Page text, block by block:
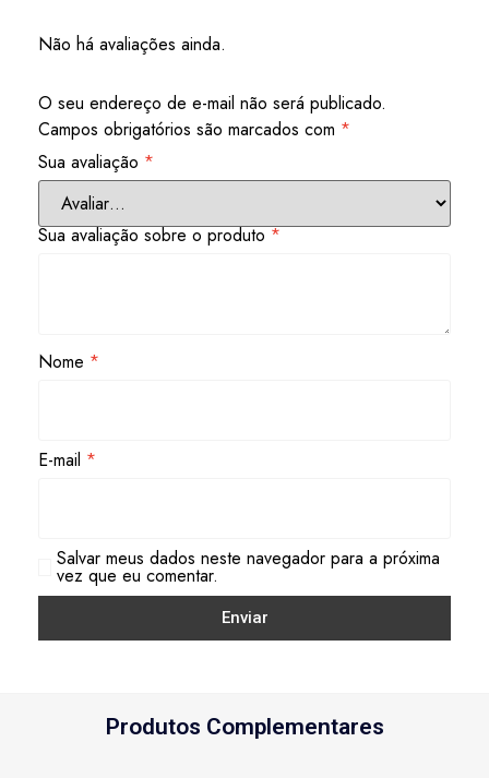
Não há avaliações ainda.
O seu endereço de e-mail não será publicado.
Campos obrigatórios são marcados com *
Sua avaliação *
Sua avaliação sobre o produto*
Nome *
E-mail *
Salvar meus dados neste navegador para a próxima
vez que eu comentar.
Produtos Complementares